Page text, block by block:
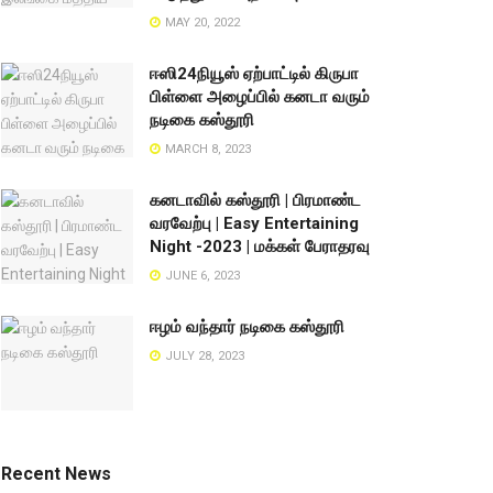
MAY 20, 2022
ஈஸி24நியூஸ் ஏற்பாட்டில் கிருபா
பிள்ளை அழைப்பில் கனடா வரும்
நடிகை கஸ்தூரி
MARCH 8, 2023
கனடாவில் கஸ்தூரி | பிரமாண்ட
வரவேற்பு | Easy Entertaining
Night -2023 | மக்கள் பேராதரவு
JUNE 6, 2023
ஈழம் வந்தார் நடிகை கஸ்தூரி
JULY 28, 2023
Recent News